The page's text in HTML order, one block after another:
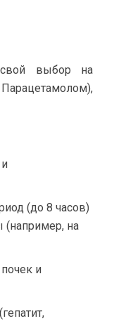
свой выбор на
(до 8 часов)
(например, на
и